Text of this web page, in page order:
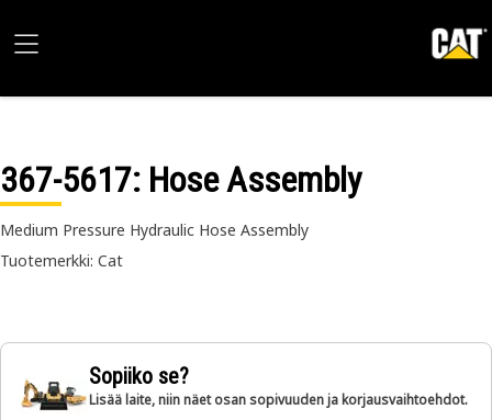
367-5617: Hose Assembly
Medium Pressure Hydraulic Hose Assembly
Tuotemerkki: Cat
Sopiiko se?
Lisää laite, niin näet osan sopivuuden ja korjausvaihtoehdot.